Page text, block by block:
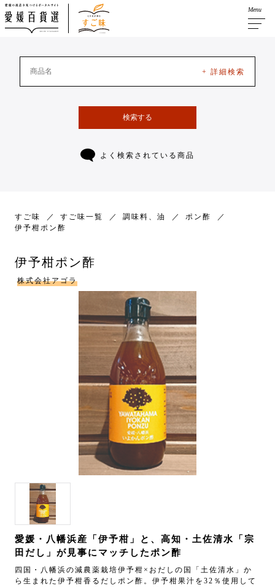
Menu
+ 詳細検索
検索する
よく検索されている商品
すご味 すご味一覧 調味料、油
ポン酢
伊予柑ポン酢
伊予柑ポン酢
株式会社アゴラ
愛媛・八幡浜産「伊予柑」と、高知・土佐清水「宗
田だし」が見事にマッチしたポン酢
四国・八幡浜の減農薬栽培伊予柑×おだしの国「土佐清水」か
ら生まれた伊予柑香るだしポン酢。伊予柑果汁を32％使用して